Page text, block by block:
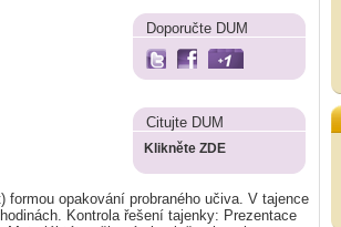
Doporučte DUM
Citujte DUM
Klikněte ZDE
opakování probraného učiva. V tajence
Kontrola řešení tajenky: Prezentace